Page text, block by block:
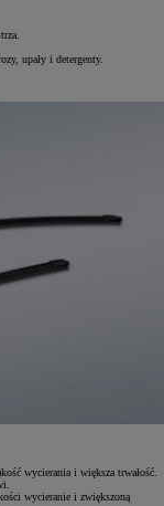
upały i detergenty.
wycierania i większa trwałość.
wycieranie i zwiększoną